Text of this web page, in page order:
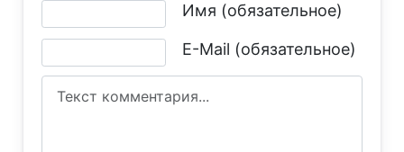
Имя (обязательное)
E-Mail (обязательное)
Текст комментария